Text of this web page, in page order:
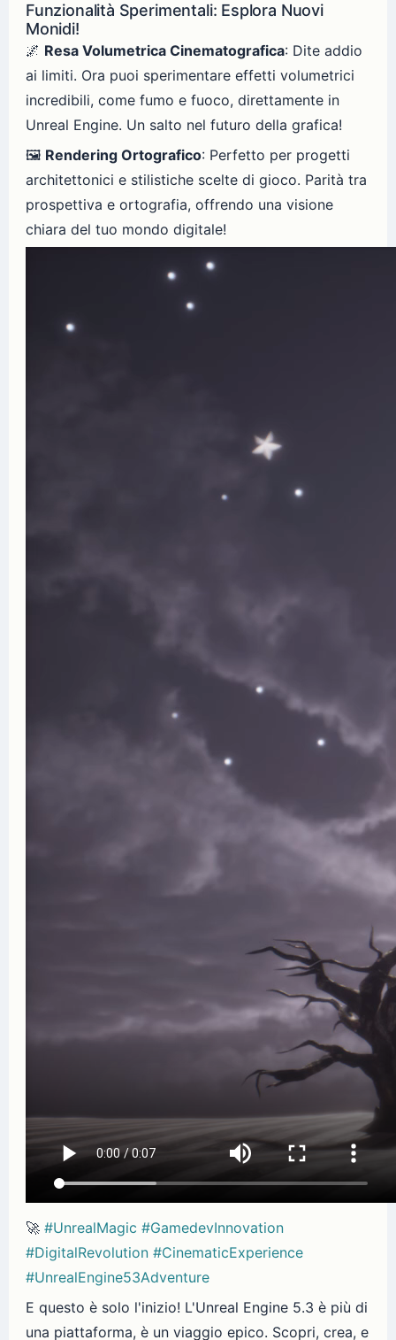
Funzionalità Sperimentali: Esplora Nuovi
Monidi!
🌌 Resa Volumetrica Cinematografica: Dite addio
ai limiti. Ora puoi sperimentare effetti volumetrici
incredibili, come fumo e fuoco, direttamente in
Unreal Engine. Un salto nel futuro della grafica!
🖼️ Rendering Ortografico: Perfetto per progetti
architettonici e stilistiche scelte di gioco. Parità tra
prospettiva e ortografia, offrendo una visione
chiara del tuo mondo digitale!
🚀 #UnrealMagic #GamedevInnovation
#DigitalRevolution #CinematicExperience
#UnrealEngine53Adventure
E questo è solo l'inizio! L'Unreal Engine 5.3 è più di
una piattaforma, è un viaggio epico. Scopri, crea, e